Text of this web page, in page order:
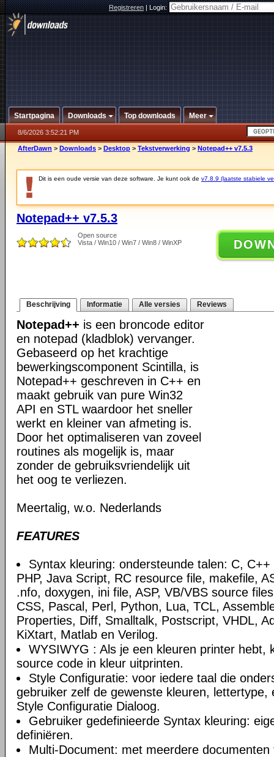
Registreren|Login:
Startpagina Downloads Top downloads Meer
8/6/2026 3:52:21 PM
AfterDawn > Downloads > Desktop > Tekstverwerking > Notepad++ v7.5.3
Dit is een oude versie van deze software. Je kunt ook de v7.8.9 (laatste stabiele
Notepad++ v7.5.3
Open source
Vista / Win10 / Win7 / Win8 / WinXP
Beschrijving Informatie Alle versies Reviews
Notepad++ is een broncode editor
en notepad (kladblok) vervanger.
Gebaseerd op het krachtige
bewerkingscomponent Scintilla, is
Notepad++ geschreven in C++ en
maakt gebruik van pure Win32
API en STL waardoor het sneller
werkt en kleiner van afmeting is.
Door het optimaliseren van zoveel
routines als mogelijk is, maar
zonder de gebruiksvriendelijk uit
het oog te verliezen.
Meertalig, w.o. Nederlands
FEATURES
Syntax kleuring: ondersteunde talen: C,
PHP, Java Script, RC resource file, makefile,
.nfo, doxygen, ini file, ASP, VB/VBS source
CSS, Pascal, Perl, Python, Lua, TCL,
Properties, Diff, Smalltalk, Postscript, VHDL,
KiXtart, Matlab en Verilog.
WYSIWYG : Als je een kleuren printer hebt,
source code in kleur uitprinten.
Style Configuratie: voor iedere taal die
gebruiker zelf de gewenste kleuren, lettertype,
Style Configuratie Dialoog.
Gebruiker gedefinieerde Syntax kleuring:
definiëren.
Multi-Document: met meerdere documenten